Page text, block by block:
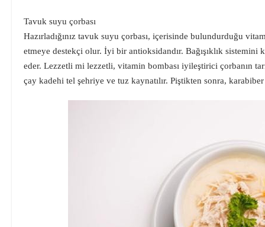
Tavuk suyu çorbası
Hazırladığınız tavuk suyu çorbası, içerisinde bulundurduğu
etmeye destekçi olur. İyi bir antioksidandır. Bağışıklık sistemini
eder. Lezzetli mi lezzetli, vitamin bombası iyileştirici çorbanın
çay kadehi tel şehriye ve tuz kaynatılır. Piştikten sonra,